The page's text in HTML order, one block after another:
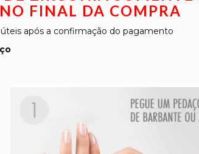
FINAL DA COMPRA
após a confirmação do pagamento